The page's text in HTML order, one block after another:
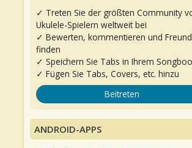
✓ Treten Sie der größten Community
Ukulele-Spielern weltweit bei
✓ Bewerten, kommentieren und
finden
✓ Speichern Sie Tabs in Ihrem
✓ Fügen Sie Tabs, Covers, etc. hinzu
Beitreten
ANDROID-APPS